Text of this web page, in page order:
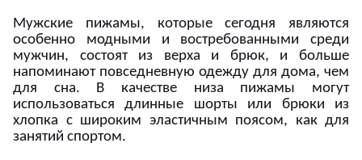
Мужские пижамы, которые сегодня являются
особенно модными и востребованными среди
мужчин, состоят из верха и брюк, и больше
напоминают повседневную одежду для дома, чем
для сна. В качестве низа пижамы могут
использоваться длинные шорты или брюки из
хлопка с широким эластичным поясом, как для
занятий спортом.